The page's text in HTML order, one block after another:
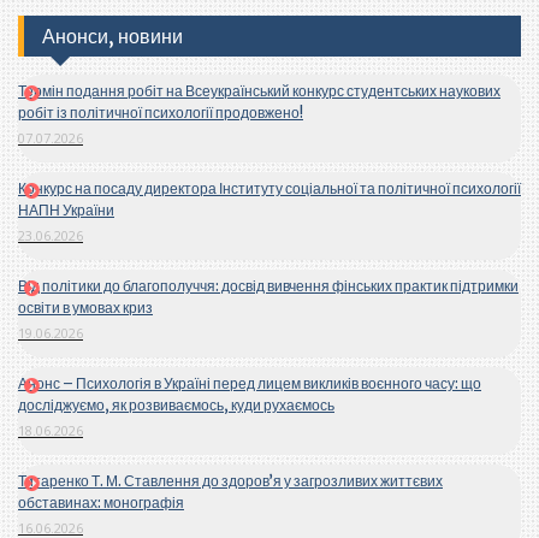
Анонси, новини
Термін подання робіт на Всеукраїнський конкурс студентських наукових
робіт із політичної психології продовжено!
07.07.2026
Конкурс на посаду директора Інституту соціальної та політичної психології
НАПН України
23.06.2026
Від політики до благополуччя: досвід вивчення фінських практик підтримки
освіти в умовах криз
19.06.2026
Анонс – Психологія в Україні перед лицем викликів воєнного часу: що
досліджуємо, як розвиваємось, куди рухаємось
18.06.2026
Титаренко Т. М. Ставлення до здоров’я у загрозливих життєвих
обставинах: монографія
16.06.2026